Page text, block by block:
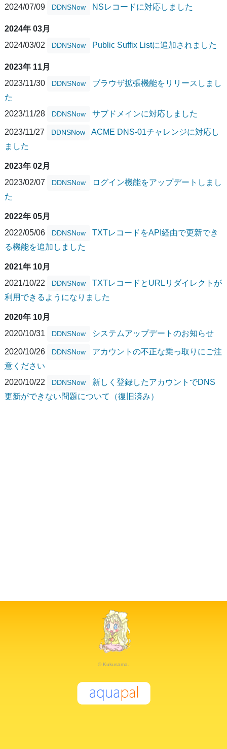
2024/07/09
DDNSNow NSレコードに対応しました
2024年 03月
2024/03/02
DDNSNow Public Suffix Listに追加されました
2023年 11月
2023/11/30
DDNSNow
ブラウザ拡張機能をリリースしまし
た
2023/11/28
DDNSNow サブドメインに対応しました
2023/11/27 DDNSNow
ACME DNS-01チャレンジに対応し
ました
2023年 02月
2023/02/07
DDNSNow
ログイン機能をアップデートしまし
た
2022年 05月
2022/05/06
DDNSNow
TXTレコードをAPI経由で更新でき
る機能を追加しました
2021年 10月
2021/10/22
DDNSNow
TXTレコードとURLリダイレクトが
利用できるようになりました
2020年 10月
2020/10/31
DDNSNow システムアップデートのお知らせ
2020/10/26 DDNSNow
アカウントの不正な乗っ取りにご注
意ください
2020/10/22
DDNSNow
新しく登録したアカウントでDNS
更新ができない問題について（復旧済み）
© Kukusama.